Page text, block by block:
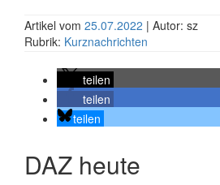
Artikel vom 25.07.2022 | Autor: sz
Rubrik: Kurznachrichten
teilen
teilen
teilen
DAZ heute